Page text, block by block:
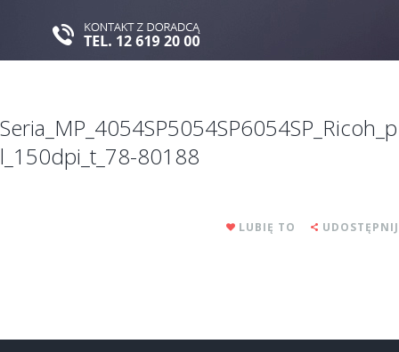
Seria_MP_4054SP5054SP6054SP_Ricoh_p
l_150dpi_t_78-80188
LUBIĘ TO UDOSTĘPNIJ